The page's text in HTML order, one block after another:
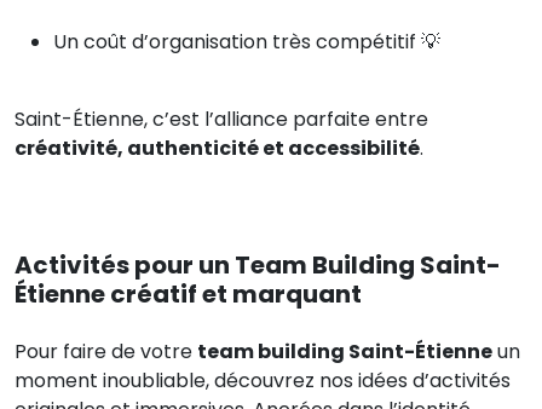
Un coût d’organisation très compétitif 💡
Saint-Étienne, c’est l’alliance parfaite entre
créativité, authenticité et accessibilité.
Activités pour un Team Building Saint-
Étienne créatif et marquant
Pour faire de votre team building Saint-Étienneun
moment inoubliable, découvrez nos idées d’activités